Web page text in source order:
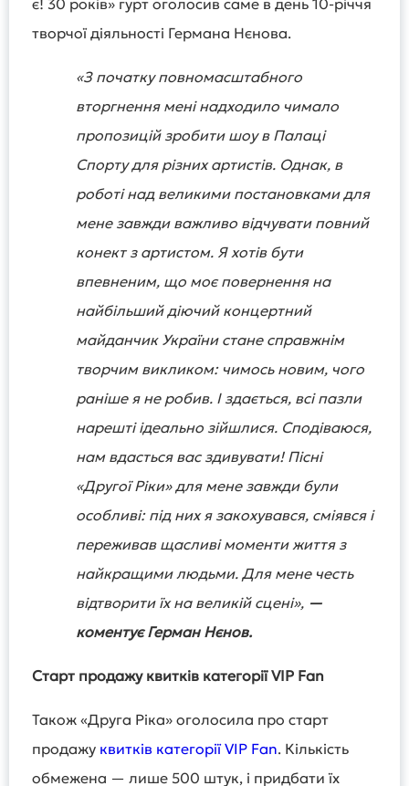
творчої діяльності Германа Нєнова.
«З початку повномасштабного
вторгнення мені надходило чимало
пропозицій зробити шоу в Палаці
Спорту для різних артистів. Однак, в
роботі над великими постановками для
мене завжди важливо відчувати повний
конект з артистом. Я хотів бути
впевненим, що моє повернення на
найбільший діючий концертний
майданчик України стане справжнім
творчим викликом: чимось новим, чого
раніше я не робив. І здається, всі пазли
нарешті ідеально зійшлися. Сподіваюся,
нам вдасться вас здивувати! Пісні
«Другої Ріки» для мене завжди були
особливі: під них я закохувався, сміявся і
переживав щасливі моменти життя з
найкращими людьми. Для мене честь
відтворити їх на великій сцені», —
коментує Герман Нєнов.
Старт продажу квитків категорії VIP Fan
Також «Друга Ріка» оголосила про старт
продажу квитків категорії VIP Fan. Кількість
обмежена — лише 500 штук, і придбати їх